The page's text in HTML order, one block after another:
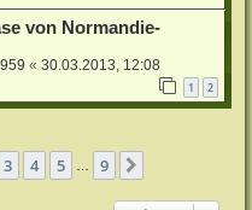
von Normandie-
«30.03.2013, 12:08
1 2
3 4 5 9